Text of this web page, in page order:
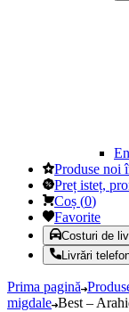
Produse noi
Preț isteț,
Coș (0)
Favorite
Costuri de
Livrări
Prima pagină
migdale Best –